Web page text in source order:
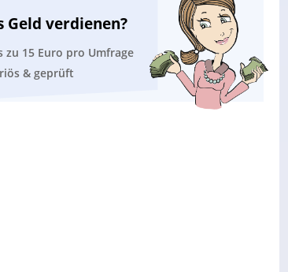
Geld verdienen?
zu 15 Euro pro Umfrage
& geprüft
Geld verdienen als Tagger für Netflix